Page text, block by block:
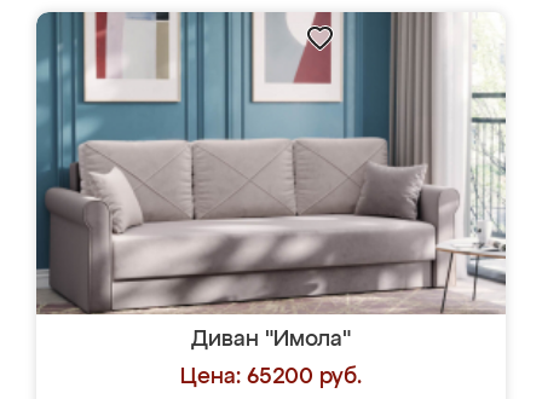
Диван "Имола"
Цена: 65200 руб.